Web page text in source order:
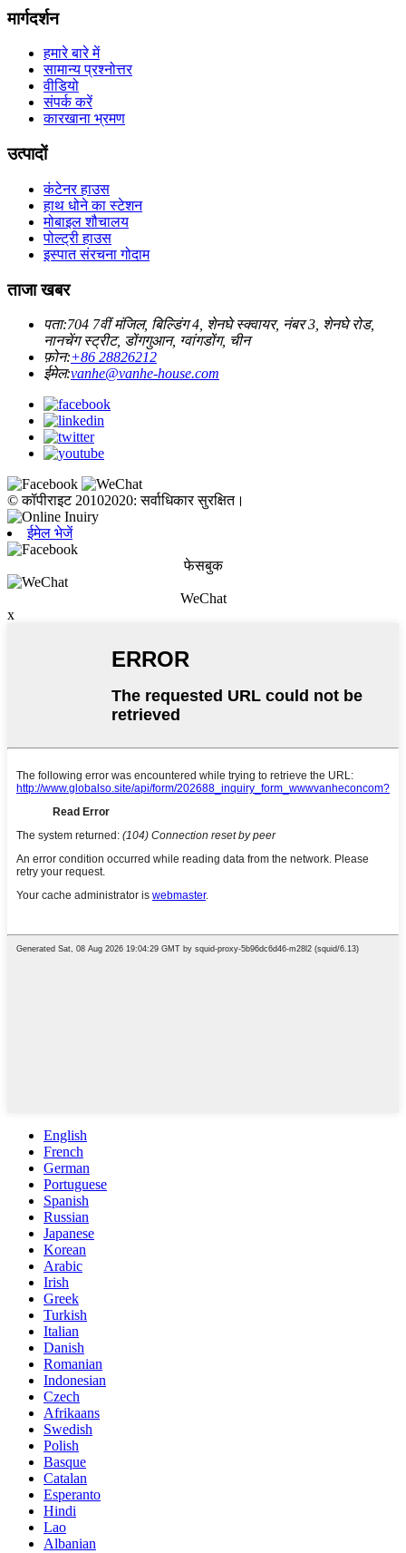
मार्गदर्शन
हमारे बारे में
सामान्य प्रश्नोत्तर
वीडियो
संपर्क करें
कारखाना भ्रमण
उत्पादों
कंटेनर हाउस
हाथ धोने का स्टेशन
मोबाइल शौचालय
पोल्ट्री हाउस
इस्पात संरचना गोदाम
ताजा खबर
पता:704 7वीं मंजिल, बिल्डिंग 4, शेनघे स्क्वायर, नंबर 3, शेनघे रोड,
नानचेंग स्ट्रीट, डोंगगुआन, ग्वांगडोंग, चीन
फ़ोन:+86 28826212
ईमेल:vanhe@vanhe-house.com
© कॉपीराइट 20102020: सर्वाधिकार सुरक्षित।
ईमेल भेजें
फेसबुक
WeChat
x
English
French
German
Portuguese
Spanish
Russian
Japanese
Korean
Arabic
Irish
Greek
Turkish
Italian
Danish
Romanian
Indonesian
Czech
Afrikaans
Swedish
Polish
Basque
Catalan
Esperanto
Hindi
Lao
Albanian